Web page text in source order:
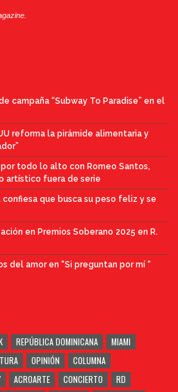
campaña “Subway To Paradise” en el
reforma la pirámide alimentaria y
todo lo alto con Romeo Santos,
artístico fuera de serie
que busca su peso feliz y se
en Premios Soberano 2025 en R.
del amor en “Si preguntan por mí “
REPÚBLICA DOMINICANA
MIAMI
OPINIÓN
COLUMNA
ACROARTE CONCIERTO
RD